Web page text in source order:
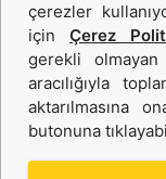
çerezler
için Çerez
gerekli
aracılığıyla
aktarılmasına
butonuna